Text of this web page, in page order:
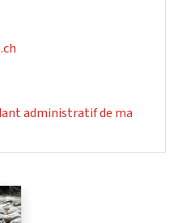
administratif de ma